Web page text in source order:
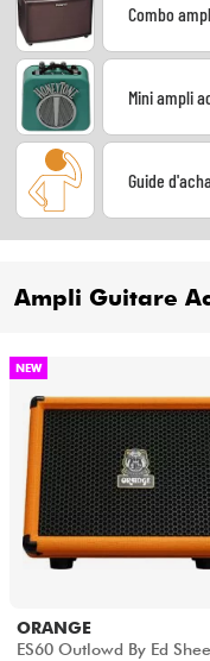
Amplis & Effets
Synthés &
DJ
Sono
Eclairage
Vents
Combo
Mini ampli
Guide
Ampli Guitare
NEW
ORANGE
ES60 Outlowd By Ed